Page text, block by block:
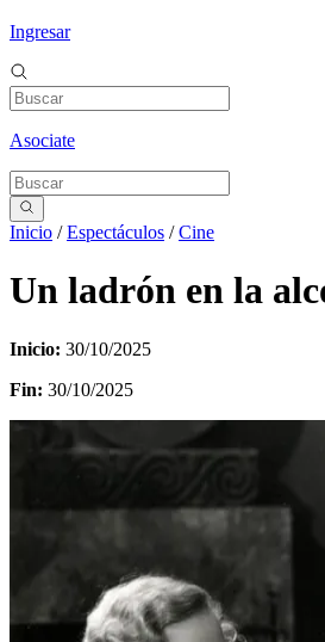
Ingresar
Asociate
Inicio /Espectáculos /Cine
Un ladrón en la
Inicio: 30/10/2025
Fin: 30/10/2025